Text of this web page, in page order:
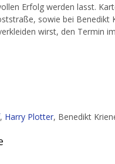
Erfolg werden lasst.
sowie bei Benedikt
wirst, den Termin
, Harry Plotter, Benedikt